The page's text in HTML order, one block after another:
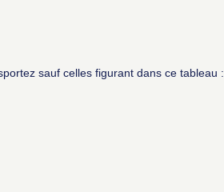
sauf celles figurant dans ce tableau :